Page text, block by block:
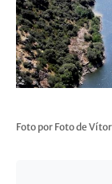
Foto por Foto de